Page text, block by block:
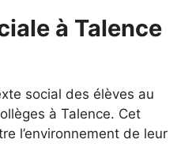
à Talence
social des élèves au
à Talence. Cet
l’environnement de leur